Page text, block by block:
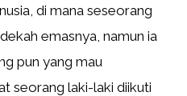
di mana seseorang
emasnya, namun ia
pun yang mau
seorang laki-laki diikuti